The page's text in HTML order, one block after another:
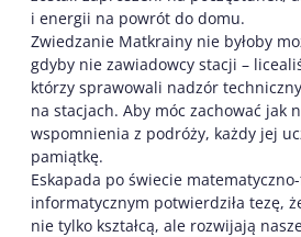
i energii na powrót do domu.
Zwiedzanie Matkrainy nie byłoby
gdyby nie zawiadowcy stacji –
którzy sprawowali nadzór
na stacjach. Aby móc zachować jak
wspomnienia z podróży, każdy jej
pamiątkę.
Eskapada po świecie
informatycznym potwierdziła tezę,
nie tylko kształcą, ale rozwijają